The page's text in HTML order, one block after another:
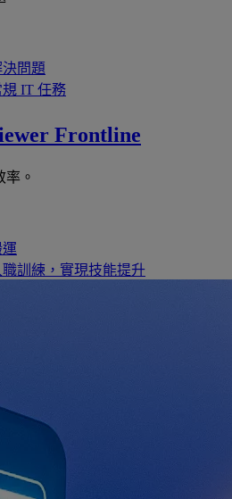
問題
IT 任務
Frontline
。
訓練，實現技能提升